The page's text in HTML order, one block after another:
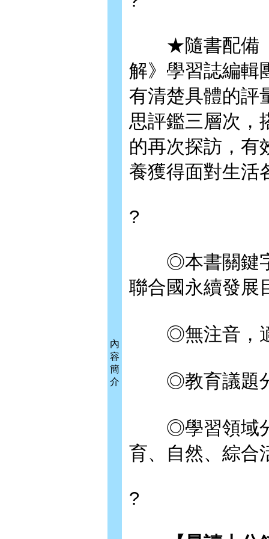
內
容
簡
介
★隨書配備「
解》學習誌編輯
有清楚具體的評
思評鑑三層次，
的再次探訪，有
養獲得面對生活
?
◎本書關鍵字
聯合國永續發展
◎無注音，適
◎教育議題分
◎學習領域分
育、自然、綜合
?